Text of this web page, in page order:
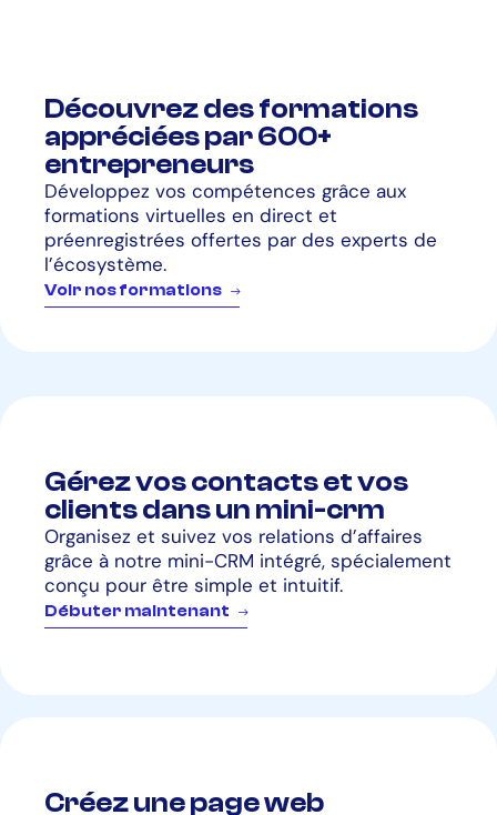
Découvrez des formations
appréciées par 600+
entrepreneurs
Développez vos compétences grâce aux
formations virtuelles en direct et
préenregistrées offertes par des experts de
l’écosystème.
Voir nosformations
Gérez vos contacts et vos
clients dans un mini-crm
Organisez et suivez vos relations d’affaires
grâce à notre mini-CRM intégré, spécialement
conçu pour être simple et intuitif.
Débuter maintenant
Créez une page web